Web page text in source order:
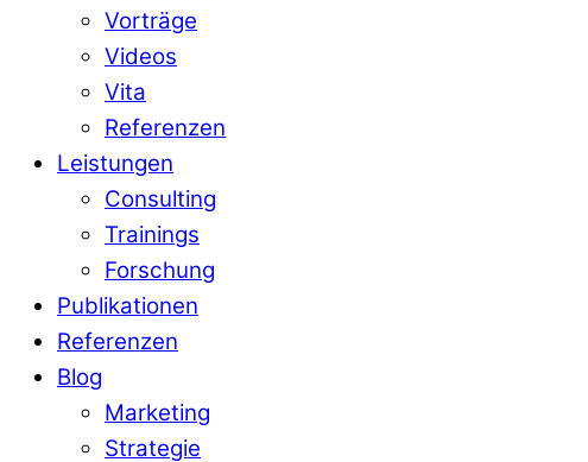
Vorträge
Videos
Vita
Referenzen
Leistungen
Consulting
Trainings
Forschung
Publikationen
Referenzen
Blog
Marketing
Strategie